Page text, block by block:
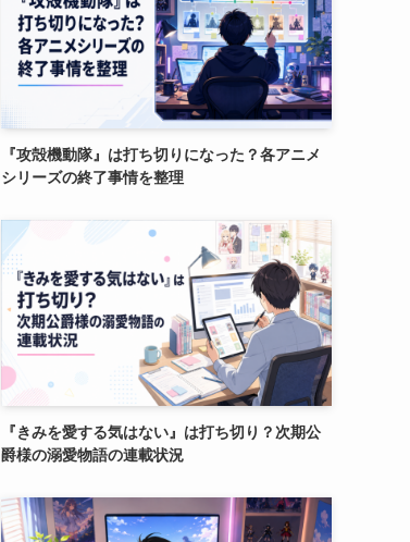
『攻殻機動隊』は打ち切りになった？各アニメ
シリーズの終了事情を整理
『きみを愛する気はない』は打ち切り？次期公
爵様の溺愛物語の連載状況